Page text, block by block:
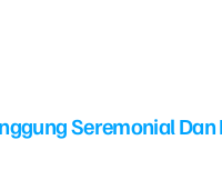
Seremonial Dan